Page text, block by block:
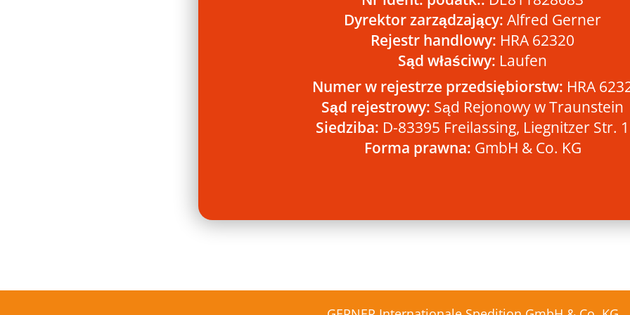
Dyrektor zarządzający: Alfred Gerner
Rejestr handlowy: HRA 62320
Sąd właściwy: Laufen
Numer w rejestrze przedsiębiorstw: HRA
Sąd rejestrowy: Sąd Rejonowy w Traunstein
Siedziba: D-83395 Freilassing, Liegnitzer Str. 1
Forma prawna: GmbH & Co. KG